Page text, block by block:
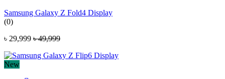
Samsung Galaxy Z Fold4 Display
(0)
৳ 29,999 ৳ 49,999
New